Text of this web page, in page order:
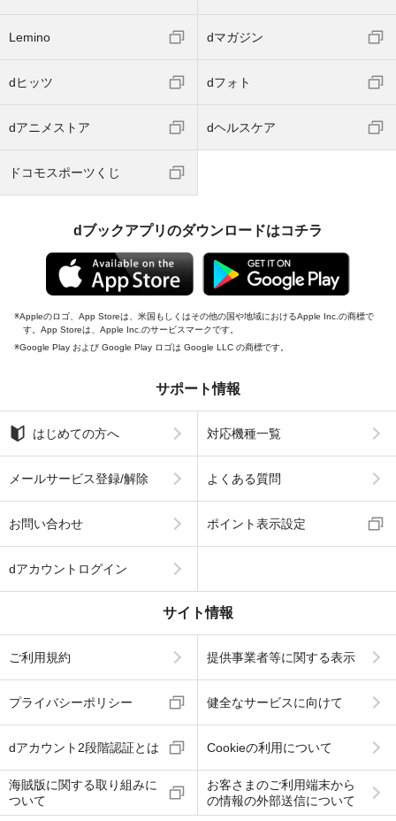
Lemino dマガジン
dヒッツ dフォト
dアニメストア dヘルスケア
ドコモスポーツくじ
dブックアプリのダウンロードはコチラ
Appleのロゴ、App Storeは、米国もしくはその他の国や地域におけるApple Inc.の商標で
す。App Storeは、Apple Inc.のサービスマークです。
Google Play および Google Play ロゴは Google LLC の商標です。
サポート情報
はじめての方へ 対応機種一覧
メールサービス登録/解除 よくある質問
お問い合わせ ポイント表示設定
dアカウントログイン
サイト情報
ご利用規約 提供事業者等に関する表示
プライバシーポリシー 健全なサービスに向けて
dアカウント2段階認証とは Cookieの利用について
海賊版に関する取り組みに
ついて
お客さまのご利用端末から
の情報の外部送信について